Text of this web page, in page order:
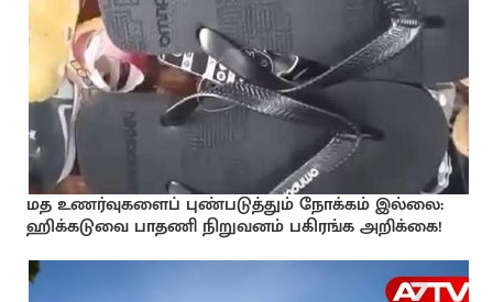
மத உணர்வுகளைப் புண்படுத்தும் நோக்கம் இல்லை:
ஹிக்கடுவை பாதணி நிறுவனம் பகிரங்க அறிக்கை!